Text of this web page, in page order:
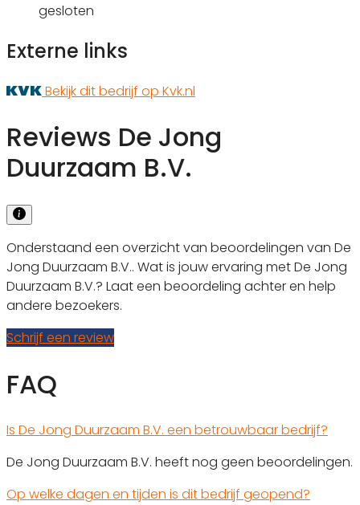
gesloten
Externe links
Bekijk dit bedrijf op Kvk.nl
Reviews De Jong
Duurzaam B.V.
Onderstaand een overzicht van beoordelingen van De
Jong Duurzaam B.V.. Wat is jouw ervaring met De Jong
Duurzaam B.V.? Laat een beoordeling achter en help
andere bezoekers.
Schrijf een review
FAQ
Is De Jong Duurzaam B.V. een betrouwbaar bedrijf?
De Jong Duurzaam B.V. heeft nog geen beoordelingen.
Op welke dagen en tijden is dit bedrijf geopend?